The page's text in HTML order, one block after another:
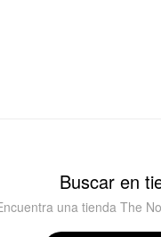
Buscar en
una tienda The